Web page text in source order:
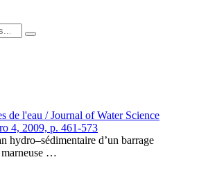
de l'eau / Journal of Water Science
4, 2009, p. 461-573
hydro–sédimentaire d’un barrage
…